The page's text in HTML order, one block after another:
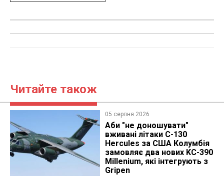
Читайте також
05 серпня 2026
Аби "не доношувати"
вживані літаки C-130
Hercules за США Колумбія
замовляє два нових KC-390
Millenium, які інтегрують з
Gripen